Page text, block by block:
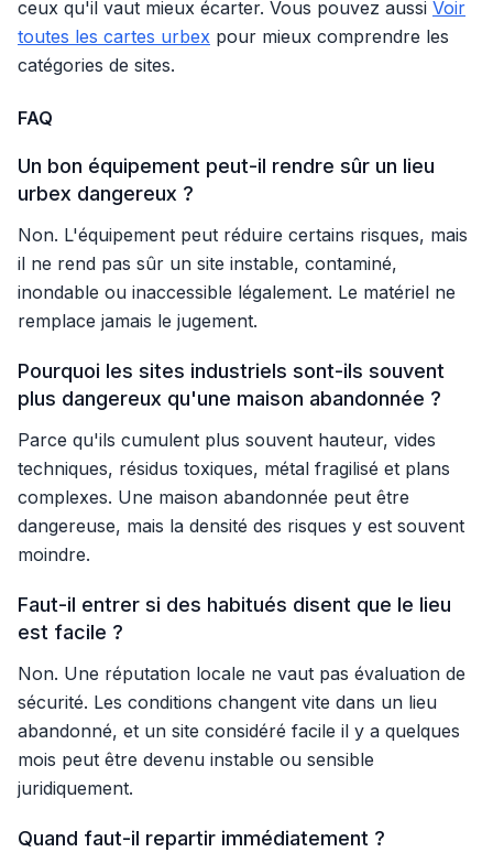
ceux qu'il vaut mieux écarter. Vous pouvez aussi Voir
toutes les cartes urbex pour mieux comprendre les
catégories de sites.
FAQ
Un bon équipement peut-il rendre sûr un lieu
urbex dangereux ?
Non. L'équipement peut réduire certains risques, mais
il ne rend pas sûr un site instable, contaminé,
inondable ou inaccessible légalement. Le matériel ne
remplace jamais le jugement.
Pourquoi les sites industriels sont-ils souvent
plus dangereux qu'une maison abandonnée ?
Parce qu'ils cumulent plus souvent hauteur, vides
techniques, résidus toxiques, métal fragilisé et plans
complexes. Une maison abandonnée peut être
dangereuse, mais la densité des risques y est souvent
moindre.
Faut-il entrer si des habitués disent que le lieu
est facile ?
Non. Une réputation locale ne vaut pas évaluation de
sécurité. Les conditions changent vite dans un lieu
abandonné, et un site considéré facile il y a quelques
mois peut être devenu instable ou sensible
juridiquement.
Quand faut-il repartir immédiatement ?